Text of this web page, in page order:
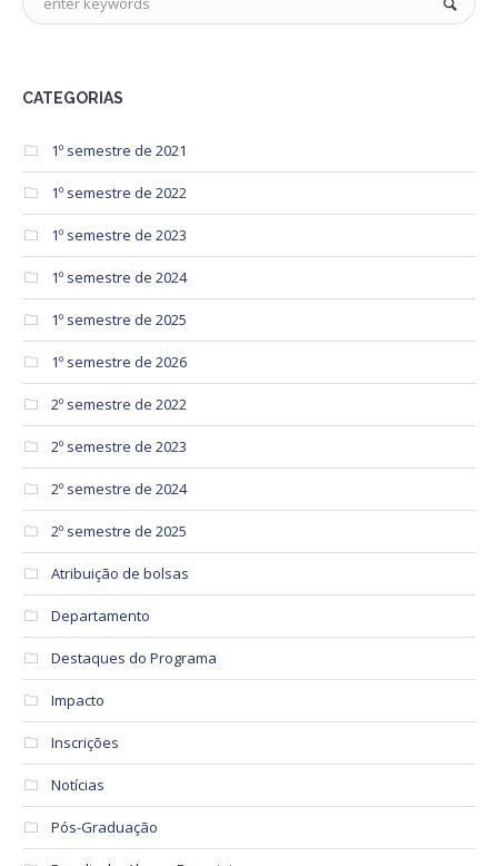
CATEGORIAS
1º semestre de 2021
1º semestre de 2022
1º semestre de 2023
1º semestre de 2024
1º semestre de 2025
1º semestre de 2026
2º semestre de 2022
2º semestre de 2023
2º semestre de 2024
2º semestre de 2025
Atribuição de bolsas
Departamento
Destaques do Programa
Impacto
Inscrições
Notícias
Pós-Graduação